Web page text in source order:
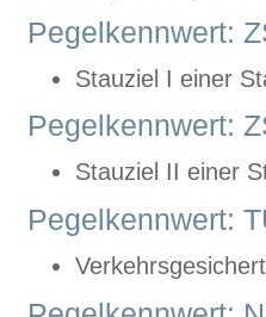
Pegelkennwert:
Stauziel I einer
Pegelkennwert:
Stauziel II einer
Pegelkennwert: